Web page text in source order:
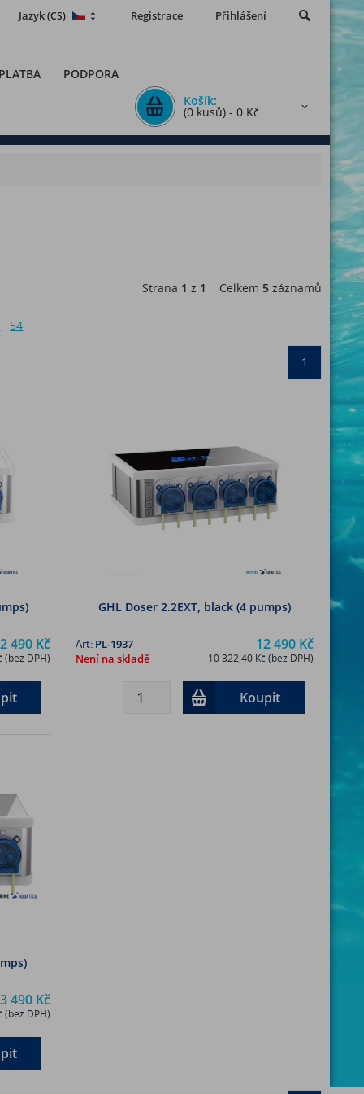
Registrace Přihlášení
Jazyk(CS)
PODPORA
Košík:
(0 kusů) - 0 Kč
Strana 1 z 1 Celkem 5záznamů
54
1
490 Kč
(bez DPH)
GHL Doser 2.2EXT, black (4 pumps)
12 490 Kč
10 322,40 Kč (bez DPH)
Art: PL-1937
Není na skladě
Koupit
490 Kč
(bez DPH)